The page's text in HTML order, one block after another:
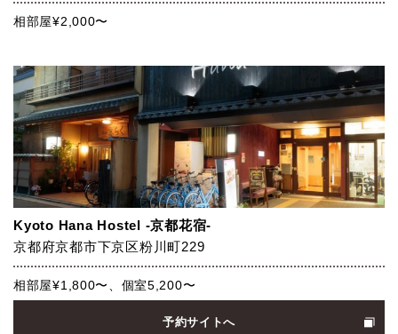
相部屋¥2,000〜
Kyoto Hana Hostel -京都花宿-
京都府京都市下京区粉川町229
相部屋¥1,800〜、個室5,200〜
予約サイトへ